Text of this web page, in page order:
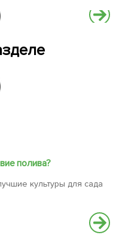
полива?
культуры для сада